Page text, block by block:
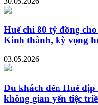
Huế chi 80 tỷ đồng
Kinh thành, kỳ vọng
03.05.2026
Du khách đến Huế dịp
không gian yến tiệc